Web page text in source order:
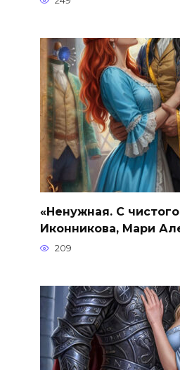
«Ненужная. С
Иконникова, Мари
209